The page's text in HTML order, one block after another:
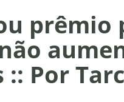
prêmio
:: Por